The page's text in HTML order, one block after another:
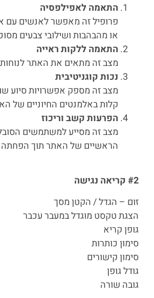
התאמה לאפילפסיה
פרופיל זה מאפשר לאנשים עם
או מהבהבות ושילובי צבעים
התאמה ללקות ראייה
מצב זה מתאים את האתר
נכות קוגניטיבית
מצב זה מספק אפשרויות סיוע
קלות באלמנטים החיוניים של
הפרעות קשב וריכוז
מצב זה מסייע למשתמשים
הראשיים של האתר תוך
#2 קריאה נגישה
זום – הגדל / הקטן מסך
הצגת טקסט מוגדל במעבר עכבר
גופן קריא
סימון כותרות
סימון קישורים
גודל גופן
גובה שורה